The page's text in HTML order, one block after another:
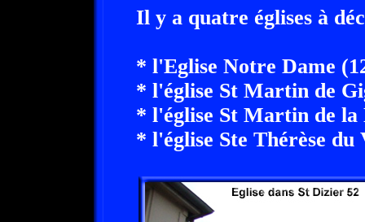
Il y a quatre églises à
* l'Eglise Notre Dame
* l'église St Martin de
* l'église St Martin de la
* l'église Ste Thérèse du